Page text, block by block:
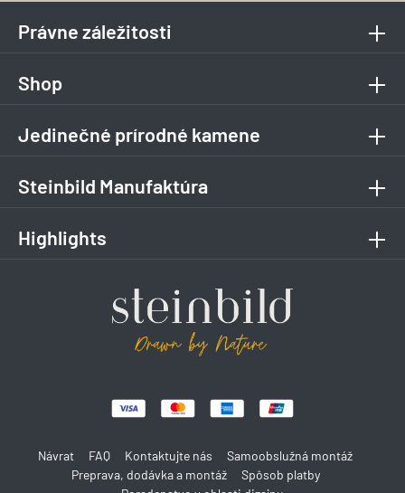
Právne záležitosti
Shop
Jedinečné prírodné kamene
Steinbild Manufaktúra
Highlights
Návrat FAQ Kontaktujte nás
Samoobslužná montáž
Preprava, dodávka a montáž
Spôsob platby